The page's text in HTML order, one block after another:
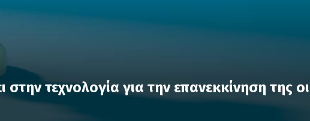
τεχνολογία για την επανεκκίνηση της